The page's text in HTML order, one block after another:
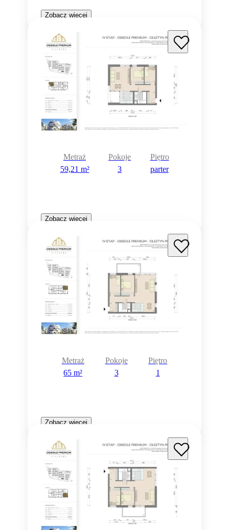
Zobacz więcej
Metraż
59,21 m²
Pokoje
3
Piętro
parter
Zobacz więcej
Metraż
65 m²
Pokoje
3
Piętro
1
Zobacz więcej